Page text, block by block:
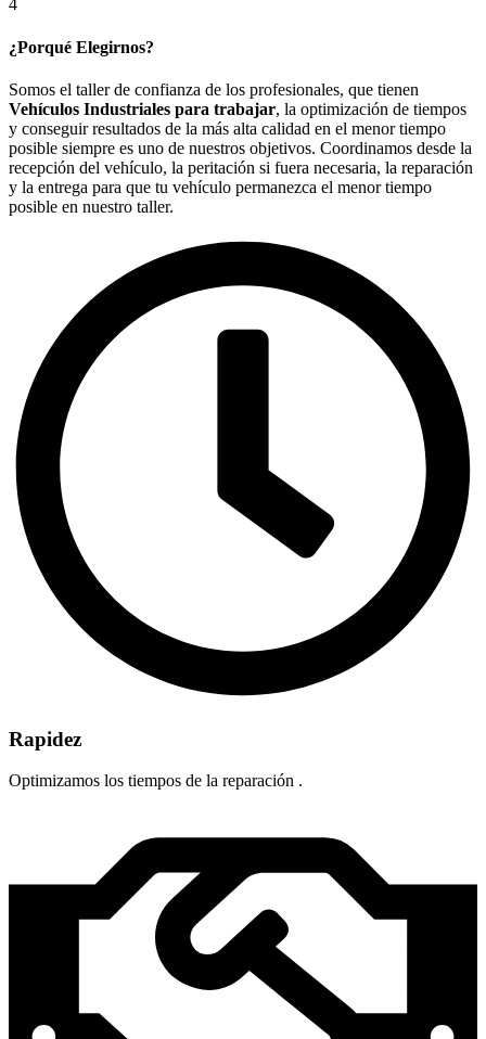
4
¿Porqué Elegirnos?
Somos el taller de confianza de los profesionales, que tienen
Vehículos Industriales para trabajar, la optimización de tiempos
y conseguir resultados de la más alta calidad en el menor tiempo
posible siempre es uno de nuestros objetivos. Coordinamos desde la
recepción del vehículo, la peritación si fuera necesaria, la reparación
y la entrega para que tu vehículo permanezca el menor tiempo
posible en nuestro taller.
Rapidez
Optimizamos los tiempos de la reparación .